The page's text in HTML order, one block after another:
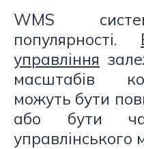
WMS
популярності.
управління
масштабів
можуть бути
або бути
управлінського